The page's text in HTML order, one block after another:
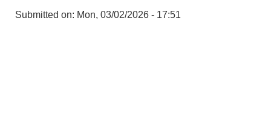
Submitted on: Mon, 03/02/2026 - 17:51